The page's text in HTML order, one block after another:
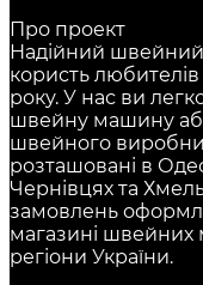
Про проект
Надійний
користь
року. У нас ви
швейну машину
швейного
розташовані в
Чернівцях та
замовлень
магазині швейних
регіони України.